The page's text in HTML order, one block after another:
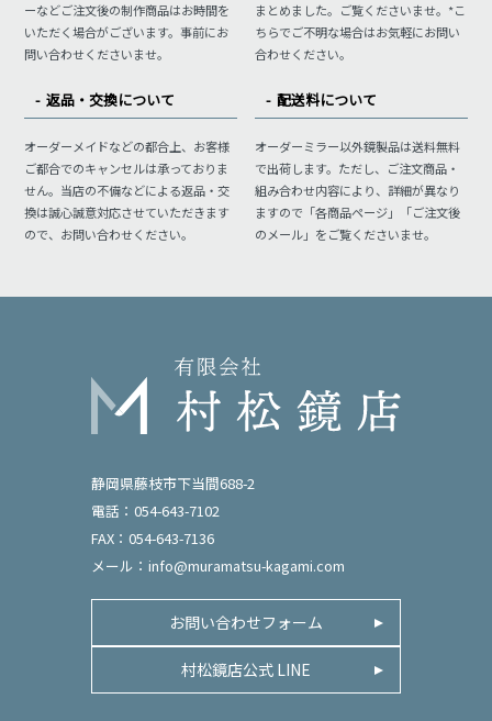
ーなどご注文後の制作商品はお時間を
いただく場合がございます。事前にお
問い合わせくださいませ。
まとめました。ご覧くださいませ。*こ
ちらでご不明な場合はお気軽にお問い
合わせください。
返品・交換について
オーダーメイドなどの都合上、お客様
ご都合でのキャンセルは承っておりま
せん。当店の不備などによる返品・交
換は誠心誠意対応させていただきます
ので、お問い合わせください。
配送料について
オーダーミラー以外鏡製品は送料無料
で出荷します。ただし、ご注文商品・
組み合わせ内容により、詳細が異なり
ますので「各商品ページ」「ご注文後
のメール」をご覧くださいませ。
静岡県藤枝市下当間688-2
電話：054-643-7102
FAX：054-643-7136
メール： info@muramatsu-kagami.com
お問い合わせフォーム
村松鏡店公式 LINE